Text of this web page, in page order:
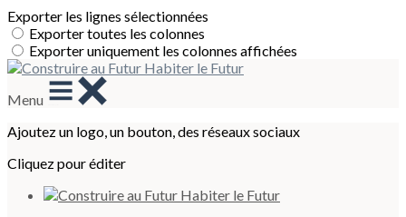
Exporter les lignes sélectionnées
Exporter toutes les colonnes
Exporter uniquement les colonnes affichées
Menu
Ajoutez un logo, un bouton, des réseaux sociaux
Cliquez pour éditer